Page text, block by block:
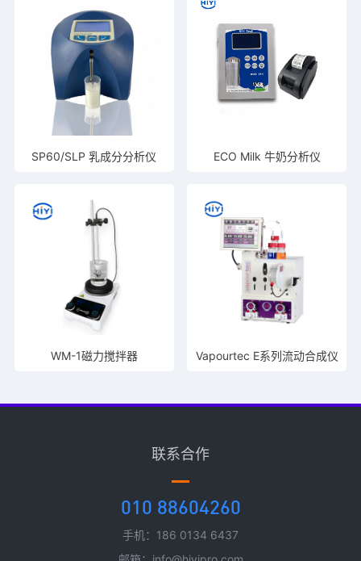
SP60/SLP 乳成分分析仪 ECO Milk 牛奶分析仪
WM-1磁力搅拌器 Vapourtec E系列流动合成仪
联系合作
010 88604260
手机：186 0134 6437